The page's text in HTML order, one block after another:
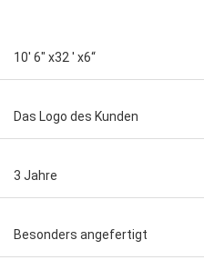
10' 6" x32 ' x6“
Das Logo des Kunden
3 Jahre
Besonders angefertigt